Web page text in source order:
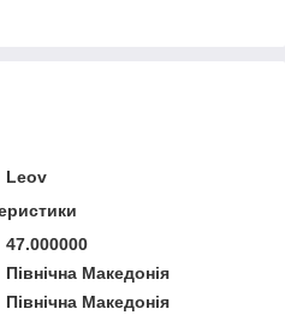
Leov
47.000000
Північна Македонія
Північна Македонія